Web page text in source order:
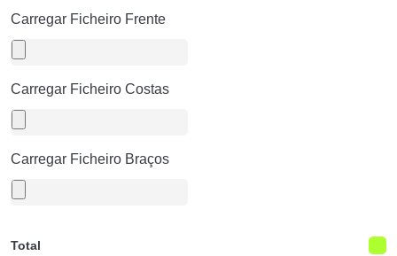
Carregar Ficheiro Frente
Carregar Ficheiro Costas
Carregar Ficheiro Braços
Total